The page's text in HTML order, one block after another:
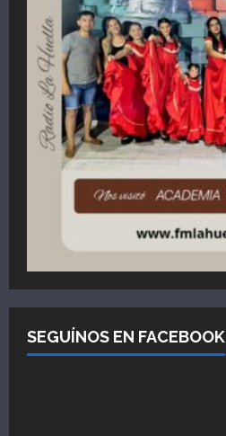
SEGUÍNOS EN FACEBOOK